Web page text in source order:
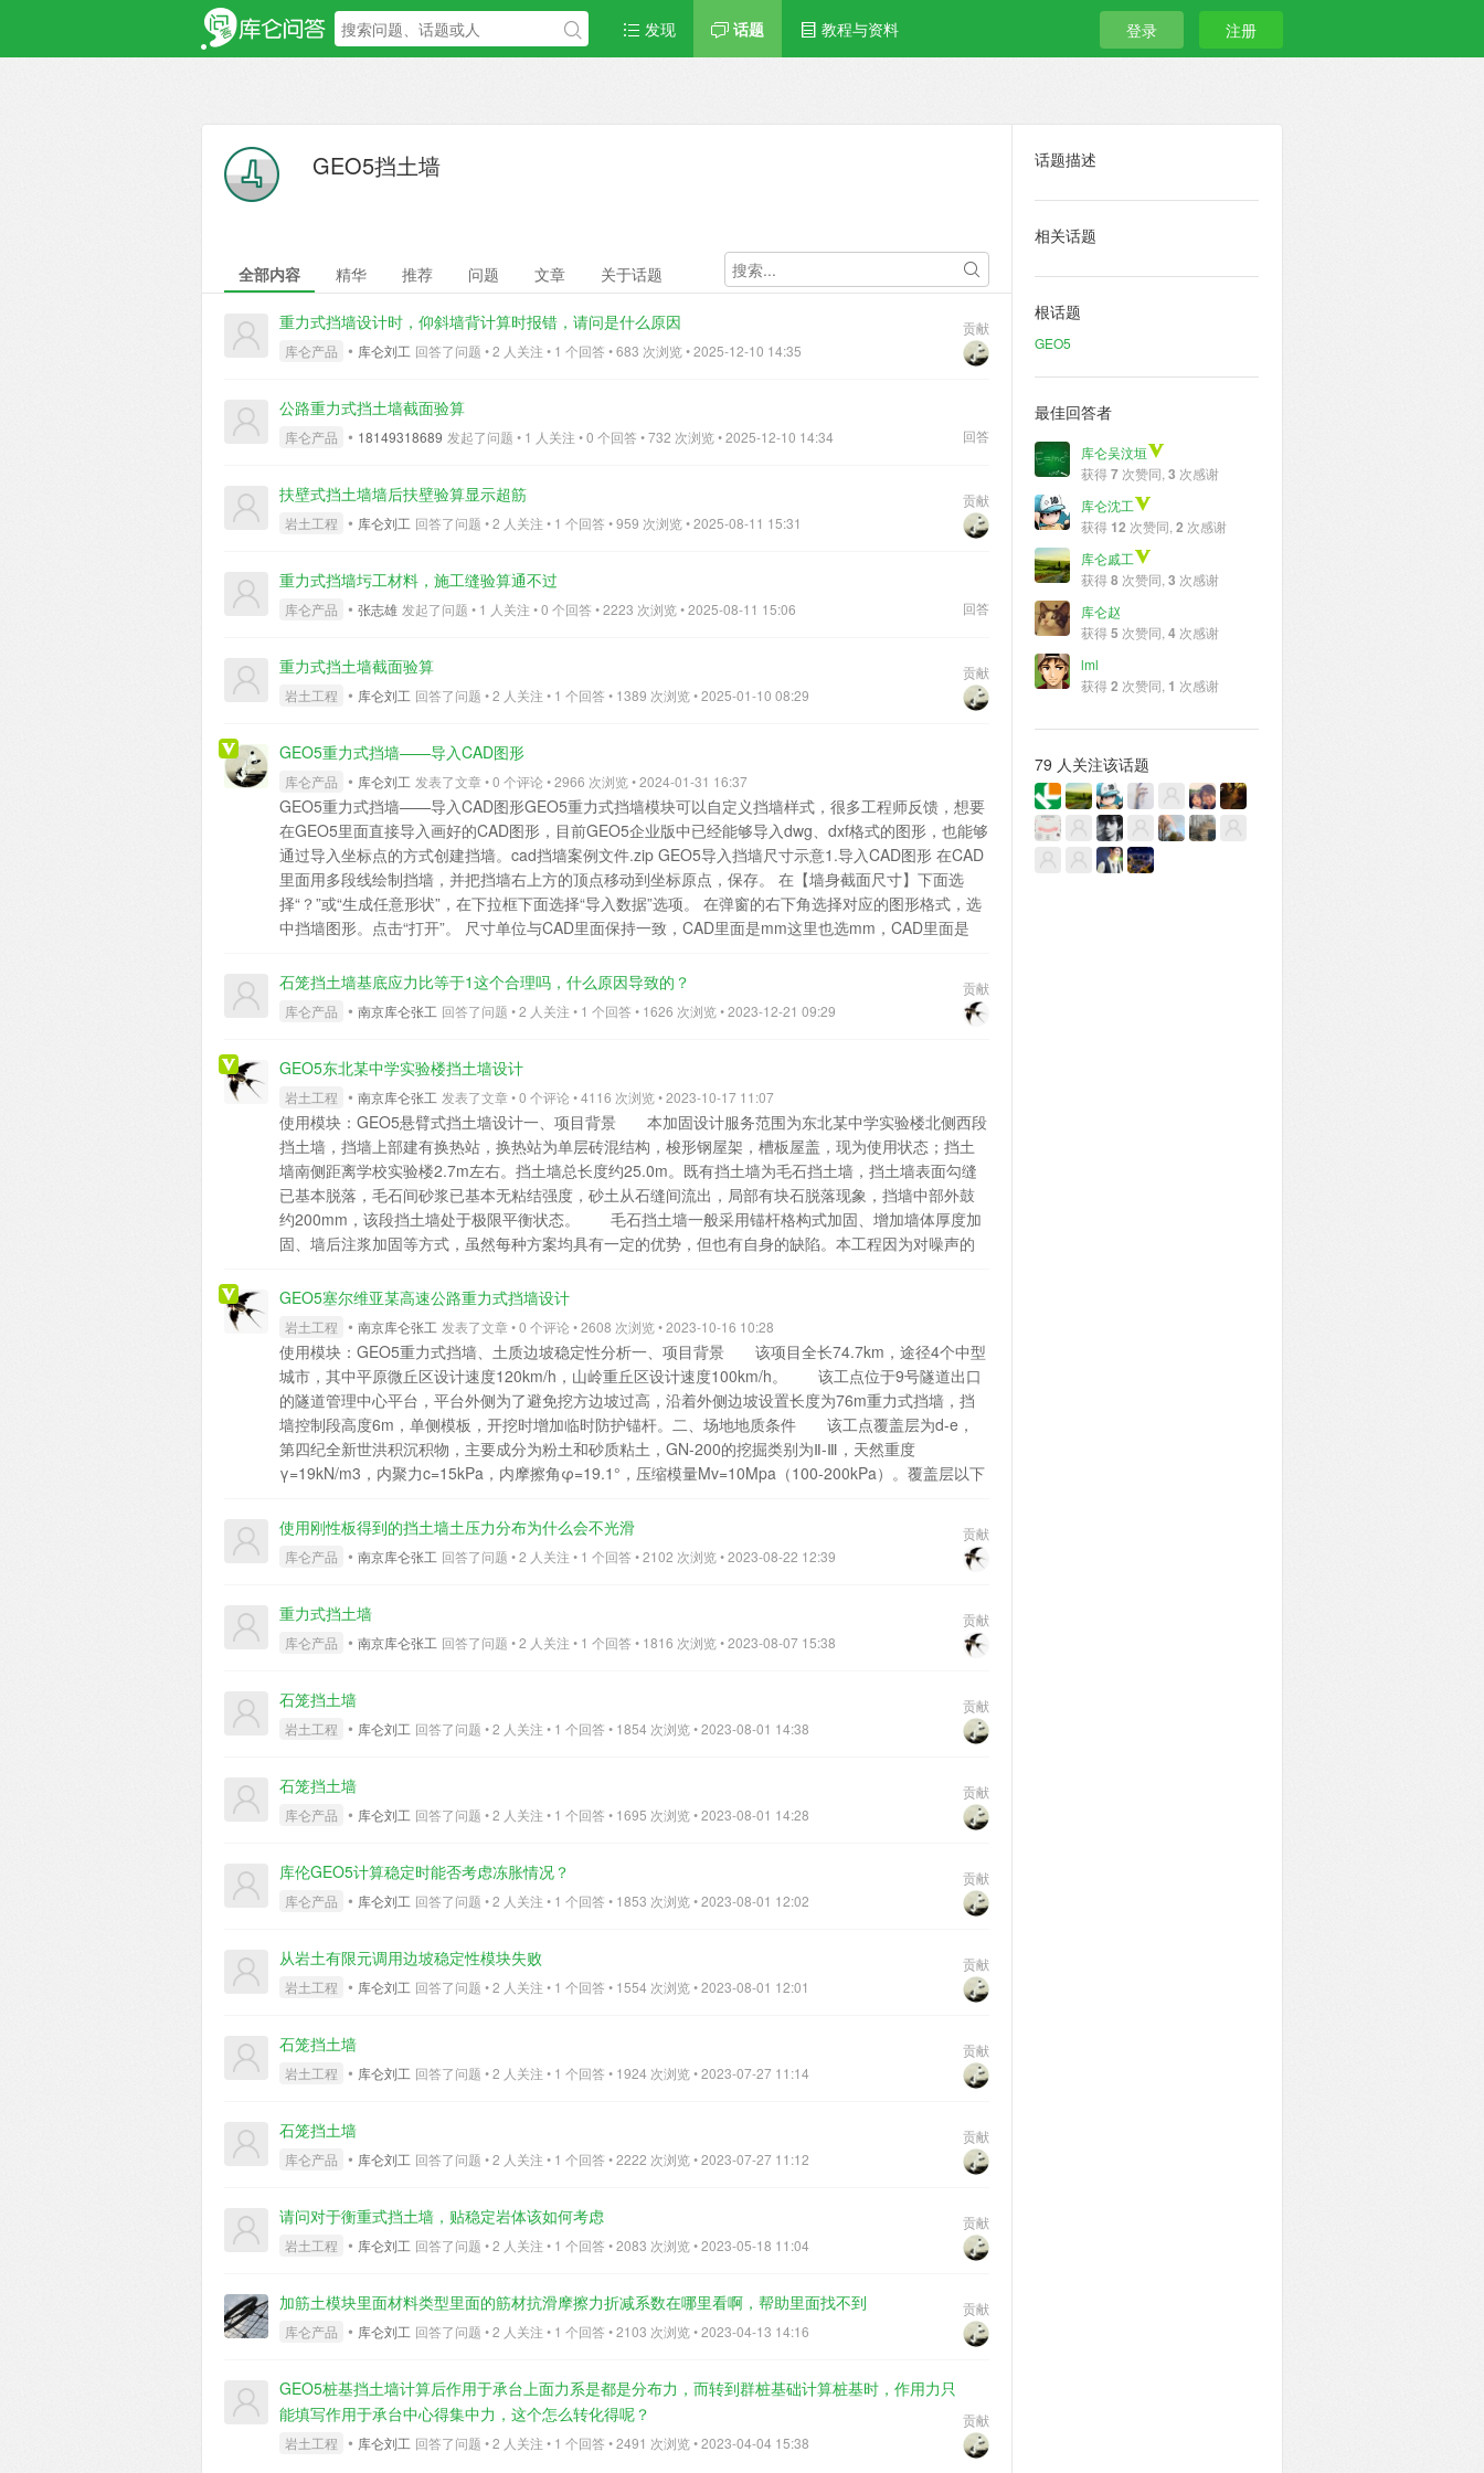
发现 话题 教程与资料 登录 注册
GEO5挡土墙
全部内容 精华 推荐 问题 文章 关于话题
重力式挡墙设计时，仰斜墙背计算时报错，请问是什么原因
贡献
库仑产品 • 库仑刘工 回答了问题 • 2 人关注 • 1 个回答 • 683 次浏览 • 2025-12-10 14:35
公路重力式挡土墙截面验算
回答
库仑产品 • 18149318689 发起了问题 • 1 人关注 • 0 个回答 • 732 次浏览 • 2025-12-10 14:34
​扶壁式挡土墙墙后扶壁验算显示超筋
贡献
岩土工程 • 库仑刘工 回答了问题 • 2 人关注 • 1 个回答 • 959 次浏览 • 2025-08-11 15:31
重力式挡墙圬工材料，施工缝验算通不过
回答
库仑产品 • 张志雄 发起了问题 • 1 人关注 • 0 个回答 • 2223 次浏览 • 2025-08-11 15:06
重力式挡土墙截面验算
贡献
岩土工程 • 库仑刘工 回答了问题 • 2 人关注 • 1 个回答 • 1389 次浏览 • 2025-01-10 08:29
GEO5重力式挡墙——导入CAD图形
库仑产品 • 库仑刘工 发表了文章 • 0 个评论 • 2966 次浏览 • 2024-01-31 16:37
GEO5重力式挡墙——导入CAD图形GEO5重力式挡墙模块可以自定义挡墙样式，很多工程师反馈，想要
在GEO5里面直接导入画好的CAD图形，目前GEO5企业版中已经能够导入dwg、dxf格式的图形，也能够
通过导入坐标点的方式创建挡墙。cad挡墙案例文件.zip GEO5导入挡墙尺寸示意1.导入CAD图形 在CAD
里面用多段线绘制挡墙，并把挡墙右上方的顶点移动到坐标原点，保存。 在【墙身截面尺寸】下面选
择“？”或“生成任意形状”，在下拉框下面选择“导入数据”选项。 在弹窗的右下角选择对应的图形格式，选
中挡墙图形。点击“打开”。 尺寸单位与CAD里面保持一致，CAD里面是mm这里也选mm，CAD里面是
似导入CAD的操作，只是读取CAD图中的坐标点。把挡墙的xy坐标按图中示意，从①到⑩顺时针排列
（可以在Excel中输好，复制到记事本中，保存为TXT格式）。 根据提示依次进行操作即可，不再赘
述。3. 验算说明自定义挡墙样式的【截面强度验算】不再有墙身截面验算选项，仅保留【施工缝验
以将施工缝深度指定在挡墙变截面和基础位置等不利位置。另外，导入的挡墙以最下面的线段作为基
底，即图中紫色加粗的线。导入时，请不要导入凸榫结构。重力式挡土墙主要还是应该靠墙身自重来实
现抗滑移、抗倾覆功能，建议凸榫当做构造措施放在施工图里面。 截面强度验算查看全部
石笼挡土墙基底应力比等于1这个合理吗，什么原因导致的？
贡献
库仑产品 • 南京库仑张工 回答了问题 • 2 人关注 • 1 个回答 • 1626 次浏览 • 2023-12-21 09:29
GEO5东北某中学实验楼挡土墙设计
岩土工程 • 南京库仑张工 发表了文章 • 0 个评论 • 4116 次浏览 • 2023-10-17 11:07
使用模块：GEO5悬臂式挡土墙设计一、项目背景 本加固设计服务范围为东北某中学实验楼北侧西段
挡土墙，挡墙上部建有换热站，换热站为单层砖混结构，梭形钢屋架，槽板屋盖，现为使用状态；挡土
墙南侧距离学校实验楼2.7m左右。挡土墙总长度约25.0m。既有挡土墙为毛石挡土墙，挡土墙表面勾缝
已基本脱落，毛石间砂浆已基本无粘结强度，砂土从石缝间流出，局部有块石脱落现象，挡墙中部外鼓
约200mm，该段挡土墙处于极限平衡状态。 毛石挡土墙一般采用锚杆格构式加固、增加墙体厚度加
固、墙后注浆加固等方式，虽然每种方案均具有一定的优势，但也有自身的缺陷。本工程因为对噪声的
生的正常学习生活，宜选用施工噪声较小的加固方案，且要兼顾施工作业面狭小的因素，故采用墙前扶
壁式挡土墙对既有毛石挡土墙进行加固。二、场地环境条件 为了解挡土墙场地地质条件，现场布设了
3个钻孔，1#、2#勘察孔布置于挡土墙底，3#勘察孔布置于墙顶以外3.5m处。其中1#孔：0~0.90m为杂
填土，0.9~1.70m为中风化砂岩砂岩。2#孔：0~2.60m为杂填土，2.60~3.50m为碎石土，3.50~3.80m为
中风化砂岩。3#孔：0~3.10m为杂填土，3.10~3.80m为硬可塑粉质黏土，3.80~4.70m为全风化砂岩，
4.70m~5.50m为强风化砂岩，5.50~5.90m为中风化砂岩。 本区属季节性冻胀区，标准冻结深度为
1.20m，最大冻深1.49m。标准冻结深度范围内①杂填土应按具有冻胀性考虑，冻胀类别属弱冻胀，冻胀
等级为II级；②粉质粘土，冻胀类别属强冻胀性，冻胀等级为III级。 场地基本烈度7度，抗震设防烈
度为7度。设计基本地震加速度值0.10g，特征周期为0.35s。设计地震分组为第一组，建筑场地类别为Ⅱ
土墙施工前应将毛石挡土墙中破碎砂浆层剔除后并采用高压水枪冲洗，然后用M15砂浆对缝隙填充密
实；待砂浆达到设计强度的75%后，方可进行新增扶壁式挡土墙的施工。挡土墙加固立面展开图挡土墙
面挡土墙立板及扶壁配筋图四、设计成果分析验算 采用南京库仑GEO5岩土设计分析软件，对墙前扶
壁式挡墙进行计算，挡墙倾覆滑移稳定性，承载能力，截面强度验算及整体稳定性均满足要求。墙前扶
壁悬臂式挡墙模型地基承载能力验算结果截面强度验算结果外部稳定性验算结果五、施工效果 病害
土墙的设计计算，但是南京库仑GEO5的悬臂式挡土墙设计模块有这个模型，而且操作简单，试算结果和
预估结果大致吻合。 项目竣工后，经历了下半年的雨季及冬季的考验，挡土墙未发生变形，保证了
果，证明了本墙前扶壁式加固毛石挡土墙方案选型的正确，为挡土墙加固提供了实践经验，同时也验证
GEO5塞尔维亚某高速公路重力式挡墙设计
岩土工程 • 南京库仑张工 发表了文章 • 0 个评论 • 2608 次浏览 • 2023-10-16 10:28
使用模块：GEO5重力式挡墙、土质边坡稳定性分析一、项目背景 该项目全长74.7km，途径4个中型
城市，其中平原微丘区设计速度120km/h，山岭重丘区设计速度100km/h。 该工点位于9号隧道出口
的隧道管理中心平台，平台外侧为了避免挖方边坡过高，沿着外侧边坡设置长度为76m重力式挡墙，挡
墙控制段高度6m，单侧模板，开挖时增加临时防护锚杆。二、场地地质条件 该工点覆盖层为d-e，
第四纪全新世洪积沉积物，主要成分为粉土和砂质粘土，GN-200的挖掘类别为Ⅱ-Ⅲ，天然重度
γ=19kN/m3，内聚力c=15kPa，内摩擦角φ=19.1°，压缩模量Mv=10Mpa（100-200kPa）。覆盖层以下
的单轴抗压强度σci=5MPa，地质强度指数GSI=15，霍克布朗岩石参数mi=9，扰动因子D=0.5，以及中
风化到强风化的MPs Sk*，天然重度γ=24.5kN/m3，完整岩石材料的单轴抗压强度σci=25MPa，地质强
度指数GSI=35，霍克布朗岩石参数mi=12，扰动因子D=0.5，GN-200挖掘类别为Ⅳ-Ⅵ。该工点根据
案 根据塞尔维亚欧标国家附录，该重力式挡墙设计采用规范为欧洲标准Euro Code7，DA2。该边坡
稳定性分析及临时边坡支护设计采用Euro Code7，DA3。采用欧标C30/37混凝土，混凝土耐久性指标为
边坡进行静态计算，其中霍克布朗破坏准则参数转换为摩尔库伦参数进行计算。根据计算确定结构尺寸
及临时边坡防护如图。重力式挡墙设计过程中，持久工况墙前抗力取1/2被动土压力+1/2静止土压力，地
震工况墙前抗力为被动土压力，主要考虑到结构前地面应有部分荷载为有利作用，取消该部分荷载的考
故认为算得的滑移倾覆利用率满足工程需求。对于地基承载力，采用欧标EN1997-1附录D进行计算，其
计算原理为太沙基理论，算得的地基承载力特征值略大于1000kPa。墙趾处每5m（一板挡土墙）应配26
EN1990-1中，短暂工况是指比结构设计使用寿命短的多的时间段内有较高的发生几率的相关设计状况，
例如施工与修复阶段，故临时边坡开挖采用短暂工况进行计算。不同于国内安全系数法，欧标EN1997-
1DA3对于短暂工况对于不利永久作用及土壤参数进行了折减，提供了一定的安全预留，并且地勘提供的
四、总结 该项目为海外公路项目，总体设计不复杂，但勘察资料、依据规范均不同于国内，上手并
不容易。 GEO5岩土设计软件内置欧标规范，方便工程师直接使用，同时提高了跟国外工程师的沟通
使用刚性板得到的挡土墙土压力分布为什么会不光滑
贡献
库仑产品 • 南京库仑张工 回答了问题 • 2 人关注 • 1 个回答 • 2102 次浏览 • 2023-08-22 12:39
重力式挡土墙
贡献
库仑产品 • 南京库仑张工 回答了问题 • 2 人关注 • 1 个回答 • 1816 次浏览 • 2023-08-07 15:38
石笼挡土墙
贡献
岩土工程 • 库仑刘工 回答了问题 • 2 人关注 • 1 个回答 • 1854 次浏览 • 2023-08-01 14:38
石笼挡土墙
贡献
库仑产品 • 库仑刘工 回答了问题 • 2 人关注 • 1 个回答 • 1695 次浏览 • 2023-08-01 14:28
库伦GEO5计算稳定时能否考虑冻胀情况？
贡献
库仑产品 • 库仑刘工 回答了问题 • 2 人关注 • 1 个回答 • 1853 次浏览 • 2023-08-01 12:02
从岩土有限元调用边坡稳定性模块失败
贡献
岩土工程 • 库仑刘工 回答了问题 • 2 人关注 • 1 个回答 • 1554 次浏览 • 2023-08-01 12:01
石笼挡土墙
贡献
岩土工程 • 库仑刘工 回答了问题 • 2 人关注 • 1 个回答 • 1924 次浏览 • 2023-07-27 11:14
石笼挡土墙
贡献
库仑产品 • 库仑刘工 回答了问题 • 2 人关注 • 1 个回答 • 2222 次浏览 • 2023-07-27 11:12
请问对于衡重式挡土墙，贴稳定岩体该如何考虑
贡献
岩土工程 • 库仑刘工 回答了问题 • 2 人关注 • 1 个回答 • 2083 次浏览 • 2023-05-18 11:04
加筋土模块里面材料类型里面的筋材抗滑摩擦力折减系数在哪里看啊，帮助里面找不到
贡献
库仑产品 • 库仑刘工 回答了问题 • 2 人关注 • 1 个回答 • 2103 次浏览 • 2023-04-13 14:16
GEO5桩基挡土墙计算后作用于承台上面力系是都是分布力，而转到群桩基础计算桩基时，作用力只
能填写作用于承台中心得集中力，这个怎么转化得呢？
贡献
岩土工程 • 库仑刘工 回答了问题 • 2 人关注 • 1 个回答 • 2491 次浏览 • 2023-04-04 15:38
话题描述
相关话题
根话题
GEO5
最佳回答者
库仑吴汶垣
获得7次赞同, 3 次感谢
库仑沈工
获得 12 次赞同, 2 次感谢
库仑戚工
获得8次赞同, 3 次感谢
库仑赵
获得5 次赞同, 4次感谢
lml
获得2 次赞同, 1 次感谢
79 人关注该话题